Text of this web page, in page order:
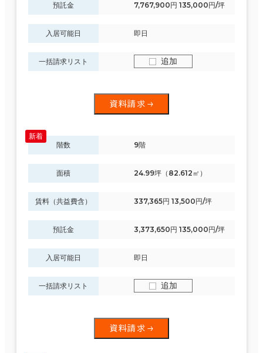
預託金 7,767,900円 135,000円/坪
入居可能日 即日
一括請求リスト 追加
資料請求
階数 9階
面積 24.99坪（82.612㎡）
賃料（共益費含） 337,365円 13,500円/坪
預託金 3,373,650円 135,000円/坪
入居可能日 即日
一括請求リスト 追加
資料請求
条件で絞り込む